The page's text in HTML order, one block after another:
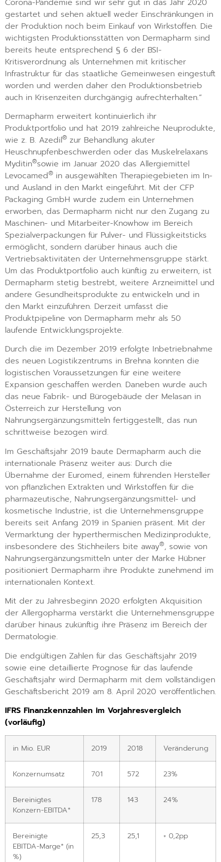
gestartet und sehen aktuell weder Einschränkungen in
der Produktion noch beim Einkauf von Wirkstoffen. Die
wichtigsten Produktionsstätten von Dermapharm sind
bereits heute entsprechend § 6 der BSI-
Kritisverordnung als Unternehmen mit kritischer
Infrastruktur für das staatliche Gemeinwesen eingestuft
worden und werden daher den Produktionsbetrieb
auch in Krisenzeiten durchgängig aufrechterhalten.“
Dermapharm erweitert kontinuierlich ihr
Produktportfolio und hat 2019 zahlreiche Neuprodukte,
wie z. B. Azedil® zur Behandlung akuter
Heuschnupfenbeschwerden oder das Muskelrelaxans
Myditin®sowie im Januar 2020 das Allergiemittel
Levocamed® in ausgewählten Therapiegebieten im In-
und Ausland in den Markt eingeführt. Mit der CFP
Packaging GmbH wurde zudem ein Unternehmen
erworben, das Dermapharm nicht nur den Zugang zu
Maschinen- und Mitarbeiter-Knowhow im Bereich
Spezialverpackungen für Pulver- und Flüssigkeitsticks
ermöglicht, sondern darüber hinaus auch die
Vertriebsaktivitäten der Unternehmensgruppe stärkt.
Um das Produktportfolio auch künftig zu erweitern, ist
Dermapharm stetig bestrebt, weitere Arzneimittel und
andere Gesundheitsprodukte zu entwickeln und in
den Markt einzuführen. Derzeit umfasst die
Produktpipeline von Dermapharm mehr als 50
laufende Entwicklungsprojekte.
Durch die im Dezember 2019 erfolgte Inbetriebnahme
des neuen Logistikzentrums in Brehna konnten die
logistischen Voraussetzungen für eine weitere
Expansion geschaffen werden. Daneben wurde auch
das neue Fabrik- und Bürogebäude der Melasan in
Österreich zur Herstellung von
Nahrungsergänzungsmitteln fertiggestellt, das nun
schrittweise bezogen wird.
Im Geschäftsjahr 2019 baute Dermapharm auch die
internationale Präsenz weiter aus: Durch die
Übernahme der Euromed, einem führenden Hersteller
von pflanzlichen Extrakten und Wirkstoffen für die
pharmazeutische, Nahrungsergänzungsmittel- und
kosmetische Industrie, ist die Unternehmensgruppe
bereits seit Anfang 2019 in Spanien präsent. Mit der
Vermarktung der hyperthermischen Medizinprodukte,
insbesondere des Stichheilers bite away®, sowie von
Nahrungsergänzungsmitteln unter der Marke Hübner
positioniert Dermapharm ihre Produkte zunehmend im
internationalen Kontext.
Mit der zu Jahresbeginn 2020 erfolgten Akquisition
der Allergopharma verstärkt die Unternehmensgruppe
darüber hinaus zukünftig ihre Präsenz im Bereich der
Dermatologie.
Die endgültigen Zahlen für das Geschäftsjahr 2019
sowie eine detaillierte Prognose für das laufende
Geschäftsjahr wird Dermapharm mit dem vollständigen
Geschäftsbericht 2019 am 8. April 2020 veröffentlichen.
IFRS Finanzkennzahlen im Vorjahresvergleich
(vorläufig)
in Mio. EUR 2019 2018 Veränderung
Konzernumsatz 701 572 23%
Bereinigtes
Konzern-EBITDA*
178 143 24%
Bereinigte
EBITDA-Marge* (in
%)
25,3 25,1 + 0,2pp